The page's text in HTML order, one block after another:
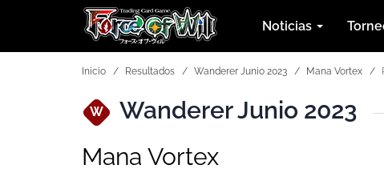
Noticias
Inicio Resultados Wanderer Junio 2023 Mana Vortex
W
Wanderer Junio 2023
Mana Vortex